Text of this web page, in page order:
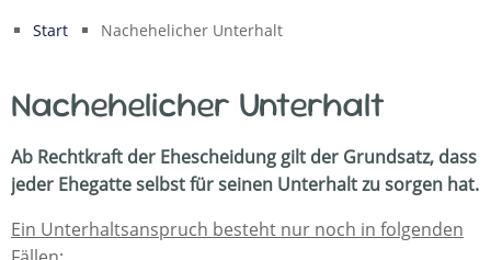
Start Nachehelicher Unterhalt
Nachehelicher Unterhalt
Ab Rechtkraft der Ehescheidung gilt der Grundsatz, dass
jeder Ehegatte selbst für seinen Unterhalt zu sorgen hat.
Ein Unterhaltsanspruch besteht nur noch in folgenden